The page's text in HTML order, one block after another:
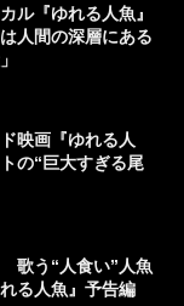
ル『ゆれる人魚』
人間の深層にある
映画『ゆれる人
の“巨大すぎる尾
歌う“人食い”人魚
る人魚』予告編